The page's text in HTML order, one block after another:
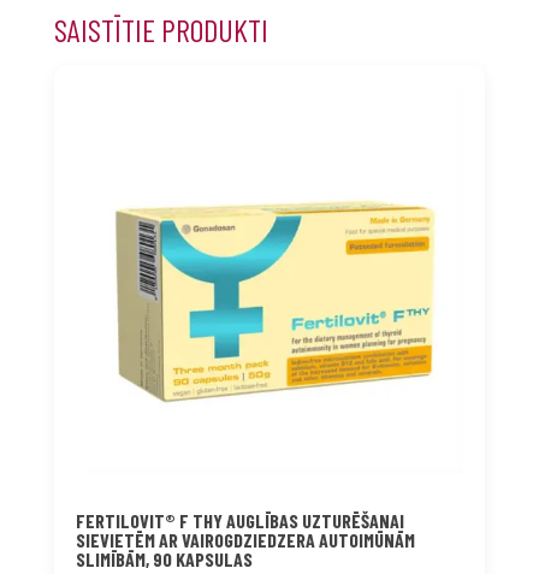
SAISTĪTIE PRODUKTI
FERTILOVIT® F THY AUGLĪBAS UZTURĒŠANAI
SIEVIETĒM AR VAIROGDZIEDZERA AUTOIMŪNĀM
SLIMĪBĀM, 90 KAPSULAS